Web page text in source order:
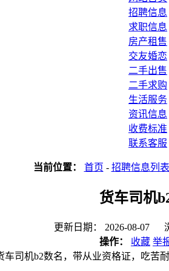
招聘信息
求职信息
房产租售
交友婚恋
二手出售
二手求购
生活服务
资讯信息
收费标准
联系客服
当前位置： 首页 - 招聘信息列表
货车司机
更新日期： 2026-08-07
操作：
收藏 举
车司机b2数名，带从业资格证，吃苦